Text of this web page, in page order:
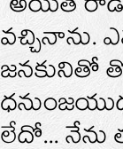
వచ్చినాను.
జనకునితో
లేదో... నేను